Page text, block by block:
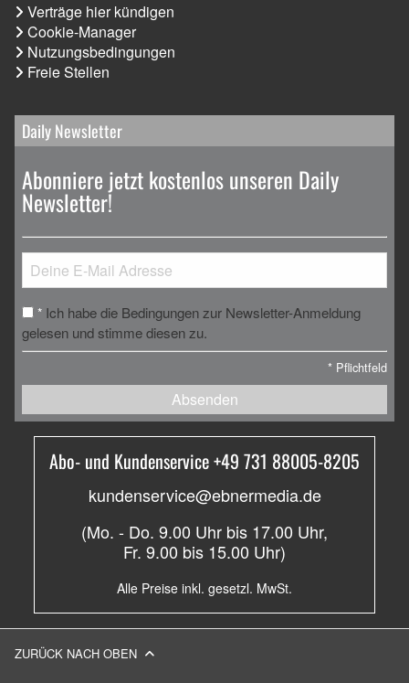
Verträge hier kündigen
Cookie-Manager
Nutzungsbedingungen
Freie Stellen
Daily Newsletter
Abonniere jetzt kostenlos unseren Daily
Newsletter!
* Ich habe die Bedingungen zur Newsletter-Anmeldung
gelesen und stimme diesen zu.
* Pflichtfeld
Absenden
Abo- und Kundenservice +49 731 88005-8205
kundenservice@ebnermedia.de
(Mo. - Do. 9.00 Uhr bis 17.00 Uhr,
Fr. 9.00 bis 15.00 Uhr)
Alle Preise inkl. gesetzl. MwSt.
ZURÜCK NACH OBEN